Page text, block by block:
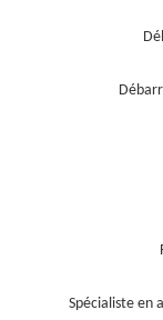
Spécialiste en